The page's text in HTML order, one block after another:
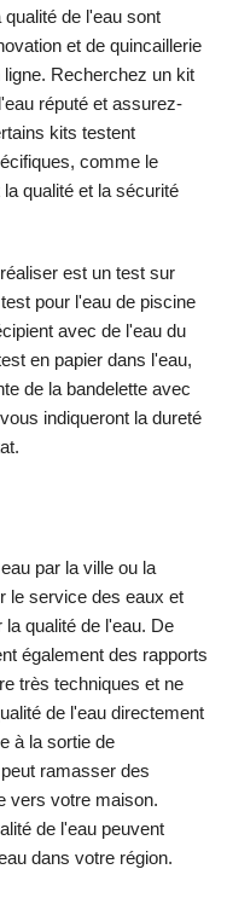
de l'eau sont
et de quincaillerie
Recherchez un kit
réputé et assurez-
kits testent
comme le
qualité et la sécurité
est un test sur
pour l'eau de piscine
avec de l'eau du
en papier dans l'eau,
de la bandelette avec
indiqueront la dureté
par la ville ou la
le service des eaux et
qualité de l'eau. De
également des rapports
très techniques et ne
de l'eau directement
à la sortie de
ramasser des
vers votre maison.
de l'eau peuvent
dans votre région.